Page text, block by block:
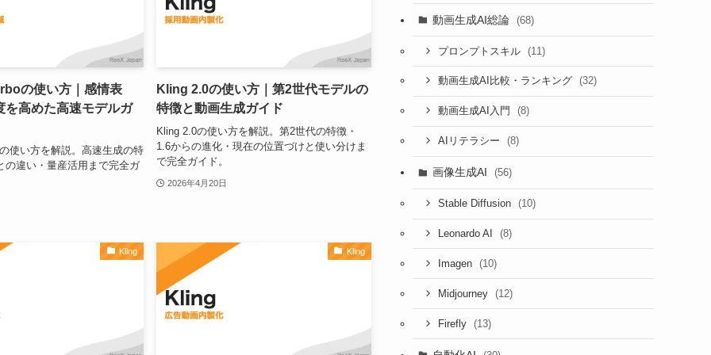
の使い方｜感情表
を高めた高速モデルガ
使い方を解説。高速生成の特
の違い・量産活用まで完全ガ
Kling 2.0の使い方｜第2世代モデルの
特徴と動画生成ガイド
Kling 2.0の使い方を解説。第2世代の特徴・
1.6からの進化・現在の位置づけと使い分けま
で完全ガイド。
2026年4月20日
Kling Kling
動画生成AI総論 (68)
プロンプトスキル (11)
動画生成AI比較・ランキング (32)
動画生成AI入門 (8)
AIリテラシー (8)
画像生成AI (56)
Stable Diffusion (10)
Leonardo AI (8)
Imagen (10)
Midjourney (12)
Firefly (13)